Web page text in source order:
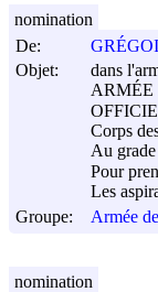
De:
Objet:
dans
ARMÉE
Corps
Au grade
Pour
Les
Groupe:
Armée
nomination
nomination